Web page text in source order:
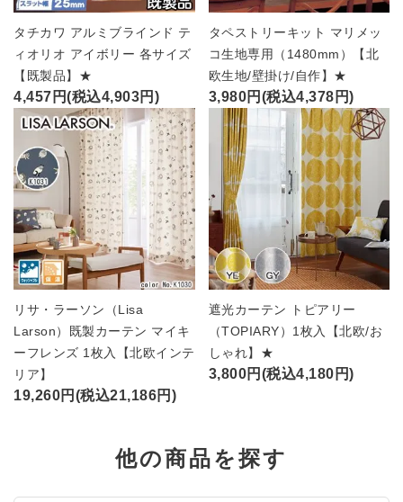
タチカワ アルミブラインド テ
ィオリオ アイボリー 各サイズ
【既製品】★
4,457円(税込4,903円)
タペストリーキット マリメッ
コ生地専用（1480mm）【北
欧生地/壁掛け/自作】★
3,980円(税込4,378円)
リサ・ラーソン（Lisa
Larson）既製カーテン マイキ
ーフレンズ 1枚入【北欧インテ
リア】
19,260円(税込21,186円)
遮光カーテン トピアリー
（TOPIARY）1枚入【北欧/お
しゃれ】★
3,800円(税込4,180円)
他の商品を探す